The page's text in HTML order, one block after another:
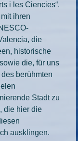
i les Ciencies“.
ihren
die
historische
die, für uns
berühmten
Stadt zu
die hier die
ausklingen.